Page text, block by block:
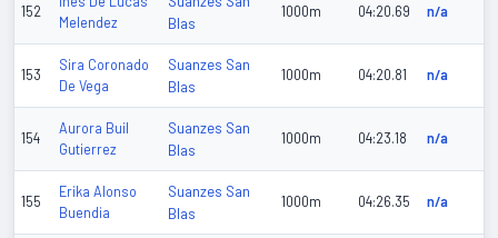
152
Melendez
Blas
1000m 04:20.69 n/a
153
Sira Coronado
De Vega
Suanzes San
Blas
1000m 04:20.81 n/a
154
Aurora Buil
Gutierrez
Suanzes San
Blas
1000m 04:23.18 n/a
155
Erika Alonso
Buendia
Suanzes San
Blas
1000m 04:26.35 n/a